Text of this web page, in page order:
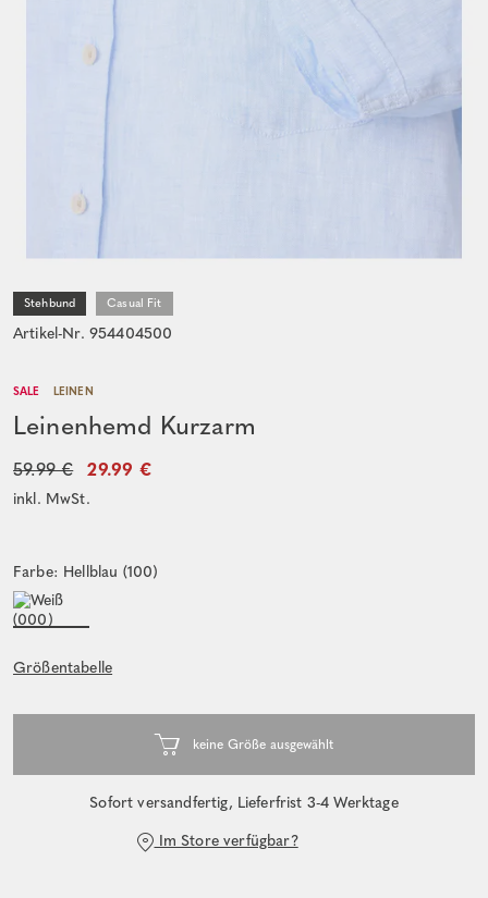
Stehbund Casual Fit
Artikel-Nr. 954404500
SALE LEINEN
Leinenhemd Kurzarm
59.99 € 29.99 €
inkl. MwSt.
Farbe: Hellblau (100)
Größentabelle
Sofort versandfertig, Lieferfrist 3-4 Werktage
Im Store verfügbar?